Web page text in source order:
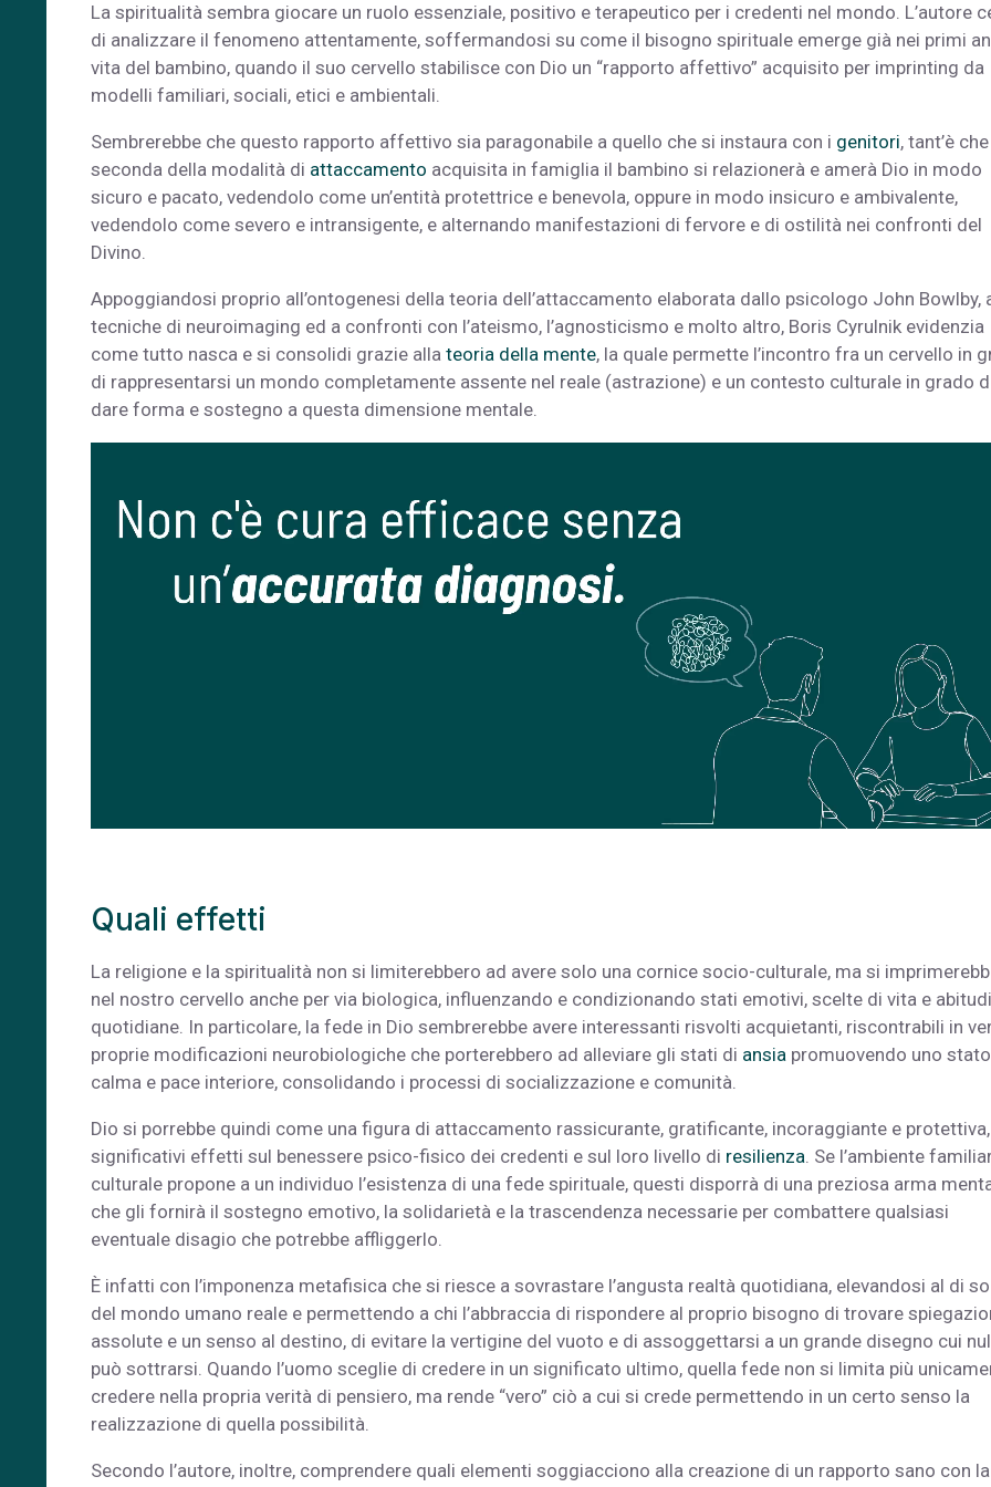
La spiritualità sembra giocare un ruolo essenziale, positivo e terapeutico per i credenti nel mondo. L’autore
di analizzare il fenomeno attentamente, soffermandosi su come il bisogno spirituale emerge già nei primi
vita del bambino, quando il suo cervello stabilisce con Dio un “rapporto affettivo” acquisito per imprinting da
modelli familiari, sociali, etici e ambientali.
Sembrerebbe che questo rapporto affettivo sia paragonabile a quello che si instaura con i genitori, tant’è
seconda della modalità di attaccamento acquisita in famiglia il bambino si relazionerà e amerà Dio in modo
sicuro e pacato, vedendolo come un’entità protettrice e benevola, oppure in modo insicuro e ambivalente,
vedendolo come severo e intransigente, e alternando manifestazioni di fervore e di ostilità nei confronti del
Divino.
Appoggiandosi proprio all’ontogenesi della teoria dell’attaccamento elaborata dallo psicologo John Bowlby,
tecniche di neuroimaging ed a confronti con l’ateismo, l’agnosticismo e molto altro, Boris Cyrulnik evidenzia
come tutto nasca e si consolidi grazie alla teoria della mente, la quale permette l’incontro fra un cervello in
di rappresentarsi un mondo completamente assente nel reale (astrazione) e un contesto culturale in grado
dare forma e sostegno a questa dimensione mentale.
Quali effetti
La religione e la spiritualità non si limiterebbero ad avere solo una cornice socio-culturale, ma si
nel nostro cervello anche per via biologica, influenzando e condizionando stati emotivi, scelte di vita e
quotidiane. In particolare, la fede in Dio sembrerebbe avere interessanti risvolti acquietanti, riscontrabili in
proprie modificazioni neurobiologiche che porterebbero ad alleviare gli stati di ansia promuovendo uno
calma e pace interiore, consolidando i processi di socializzazione e comunità.
Dio si porrebbe quindi come una figura di attaccamento rassicurante, gratificante, incoraggiante e
significativi effetti sul benessere psico-fisico dei credenti e sul loro livello di resilienza . Se l’ambiente
culturale propone a un individuo l’esistenza di una fede spirituale, questi disporrà di una preziosa arma
che gli fornirà il sostegno emotivo, la solidarietà e la trascendenza necessarie per combattere qualsiasi
eventuale disagio che potrebbe affliggerlo.
È infatti con l’imponenza metafisica che si riesce a sovrastare l’angusta realtà quotidiana, elevandosi al di
del mondo umano reale e permettendo a chi l’abbraccia di rispondere al proprio bisogno di trovare
assolute e un senso al destino, di evitare la vertigine del vuoto e di assoggettarsi a un grande disegno cui
può sottrarsi. Quando l’uomo sceglie di credere in un significato ultimo, quella fede non si limita più
credere nella propria verità di pensiero, ma rende “vero” ciò a cui si crede permettendo in un certo senso la
realizzazione di quella possibilità.
Secondo l’autore, inoltre, comprendere quali elementi soggiacciono alla creazione di un rapporto sano con la